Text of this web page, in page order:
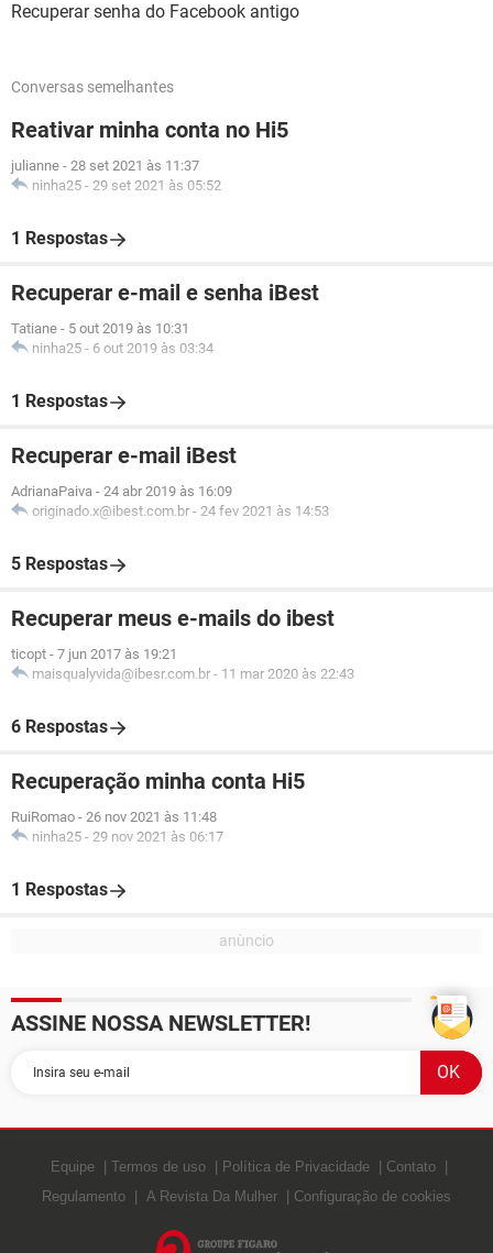
Recuperar senha do Facebook antigo
Conversas semelhantes
Reativar minha conta no Hi5
julianne - 28 set 2021 às 11:37
ninha25 - 29 set 2021 às 05:52
1 Respostas
Recuperar e-mail e senha iBest
Tatiane - 5 out 2019 às 10:31
ninha25 - 6 out 2019 às 03:34
1 Respostas
Recuperar e-mail iBest
AdrianaPaiva - 24 abr 2019 às 16:09
originado.x@ibest.com.br - 24 fev 2021 às 14:53
5 Respostas
Recuperar meus e-mails do ibest
ticopt - 7 jun 2017 às 19:21
maisqualyvida@ibesr.com.br - 11 mar 2020 às 22:43
6 Respostas
Recuperação minha conta Hi5
RuiRomao - 26 nov 2021 às 11:48
ninha25 - 29 nov 2021 às 06:17
1 Respostas
ASSINE NOSSA NEWSLETTER!
Equipe Termos de uso Política de Privacidade
Contato
Regulamento
A Revista Da Mulher Configuração de cookies